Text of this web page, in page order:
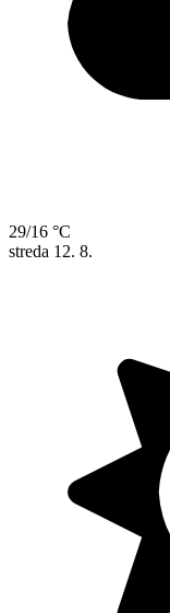
29/16 °C
streda 12. 8.